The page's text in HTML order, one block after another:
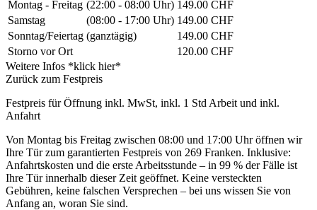
Montag - Freitag (22:00 - 08:00 Uhr) 149.00 CHF
Samstag
(08:00 - 17:00 Uhr) 149.00 CHF
Sonntag/Feiertag (ganztägig)
149.00 CHF
Storno vor Ort
120.00 CHF
Weitere Infos *klick hier*
Zurück zum Festpreis
Festpreis für Öffnung inkl. MwSt, inkl. 1 Std Arbeit und inkl.
Anfahrt
Von Montag bis Freitag zwischen 08:00 und 17:00 Uhr öffnen wir
Ihre Tür zum garantierten Festpreis von 269 Franken. Inklusive:
Anfahrtskosten und die erste Arbeitsstunde – in 99 % der Fälle ist
Ihre Tür innerhalb dieser Zeit geöffnet. Keine versteckten
Gebühren, keine falschen Versprechen – bei uns wissen Sie von
Anfang an, woran Sie sind.